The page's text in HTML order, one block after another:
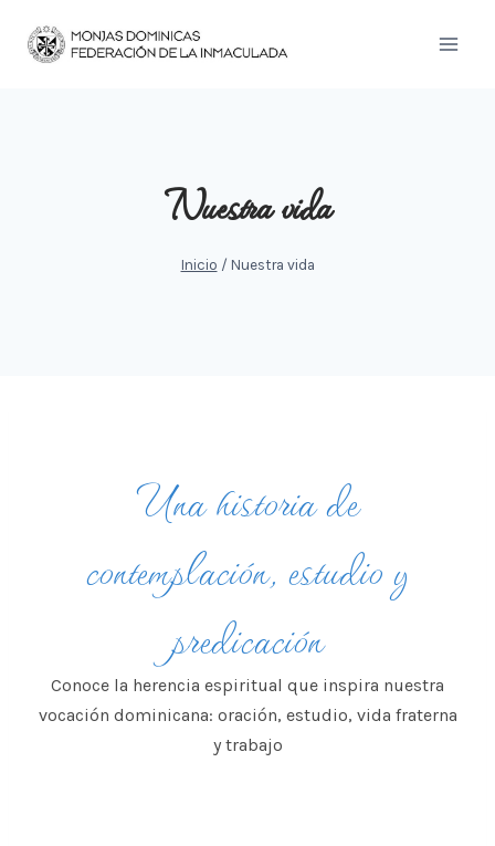
Nuestra vida
Inicio / Nuestra vida
Una historia de
contemplación, estudio y
predicación
Conoce la herencia espiritual que inspira nuestra
vocación dominicana: oración, estudio, vida fraterna
y trabajo